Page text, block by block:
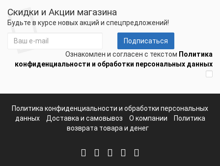
Скидки и Акции магазина
Будьте в курсе новых акций и спецпредложений!
Подписаться
Ознакомлен и согласен с текстом Политика
конфиденциальности и обработки персональных данных
Политика конфиденциальности и обработки персональных
данных
Доставка и самовывоз О компании
Политика
возврата товара и денег